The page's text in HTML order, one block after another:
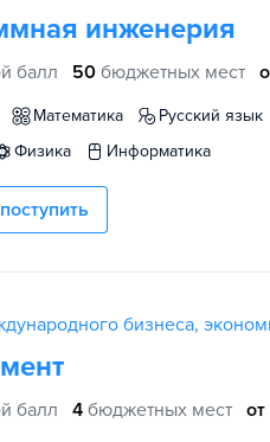
инженерия
балл 50 бюджетных мест
математика
русский язык
физика информатика
бизнеса,
балл 4 бюджетных мест